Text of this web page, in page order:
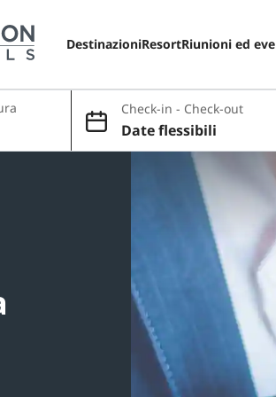
DestinazioniResortRiunioni ed
Check-in - Check-out
Date flessibili